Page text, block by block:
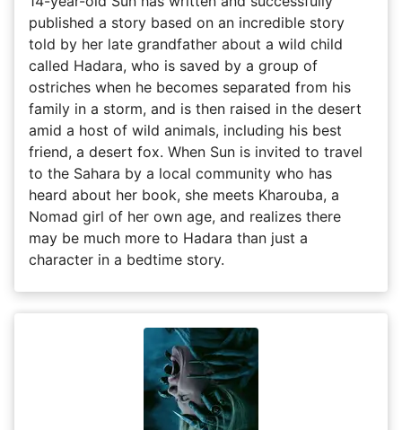
published a story based on an incredible story
told by her late grandfather about a wild child
called Hadara, who is saved by a group of
ostriches when he becomes separated from his
family in a storm, and is then raised in the desert
amid a host of wild animals, including his best
friend, a desert fox. When Sun is invited to travel
to the Sahara by a local community who has
heard about her book, she meets Kharouba, a
Nomad girl of her own age, and realizes there
may be much more to Hadara than just a
character in a bedtime story.